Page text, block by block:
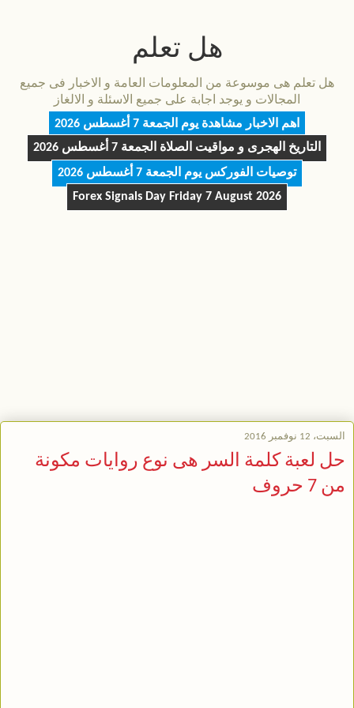
هل تعلم
هل تعلم هى موسوعة من المعلومات العامة و الاخبار فى جميع
المجالات و يوجد اجابة على جميع الاسئلة و الالغاز
اهم الاخبار مشاهدة يوم
الجمعة 7 أغسطس 2026
التاريخ الهجرى و مواقيت الصلاة
الجمعة 7 أغسطس 2026
توصيات الفوركس يوم
الجمعة 7 أغسطس 2026
Forex Signals Day Friday 7 August 2026
السبت، 12 نوفمبر 2016
حل لعبة كلمة السر هى نوع روايات مكونة
من 7 حروف